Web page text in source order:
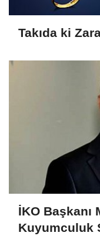
Takıda ki
İKO Başkanı
Kuyumculuk